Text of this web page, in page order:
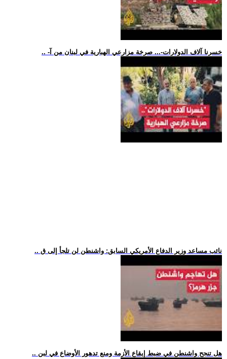
.. -خسرنا آلاف الدولارات-... صرخة مزارعي الهبارية في لبنان من آ
.. نائب مساعد وزير الدفاع الأمريكي السابق: واشنطن لن تلجأ إلى ق
.. هل تنجح واشنطن في ضبط إيقاع الأزمة ومنع تدهور الأوضاع في لبن